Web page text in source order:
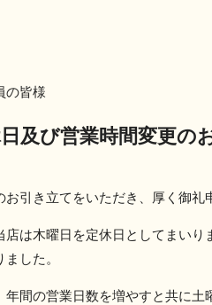
の皆様
及び営業時間変更の
お引き立てをいただき、厚く御礼
店は木曜日を定休日としてまい
した。
年間の営業日数を増やすと共に